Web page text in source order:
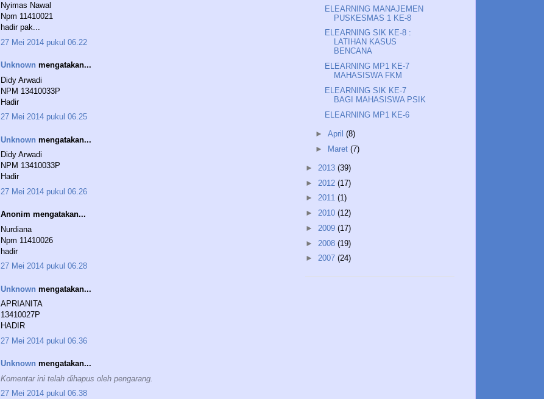
Nyimas Nawal
Npm 11410021
hadir pak...
27 Mei 2014 pukul 06.22
Unknown mengatakan...
Didy Arwadi
NPM 13410033P
Hadir
27 Mei 2014 pukul 06.25
Unknown mengatakan...
Didy Arwadi
NPM 13410033P
Hadir
27 Mei 2014 pukul 06.26
Anonim mengatakan...
Nurdiana
Npm 11410026
hadir
27 Mei 2014 pukul 06.28
Unknown mengatakan...
APRIANITA
13410027P
HADIR
27 Mei 2014 pukul 06.36
Unknown mengatakan...
Komentar ini telah dihapus oleh pengarang.
27 Mei 2014 pukul 06.38
ELEARNING MANAJEMEN
PUSKESMAS 1 KE-8
ELEARNING SIK KE-8 :
LATIHAN KASUS
BENCANA
ELEARNING MP1 KE-7
MAHASISWA FKM
ELEARNING SIK KE-7
BAGI MAHASISWA PSIK
ELEARNING MP1 KE-6
► April (8)
► Maret (7)
► 2013 (39)
► 2012 (17)
► 2011 (1)
► 2010 (12)
► 2009 (17)
► 2008 (19)
► 2007 (24)